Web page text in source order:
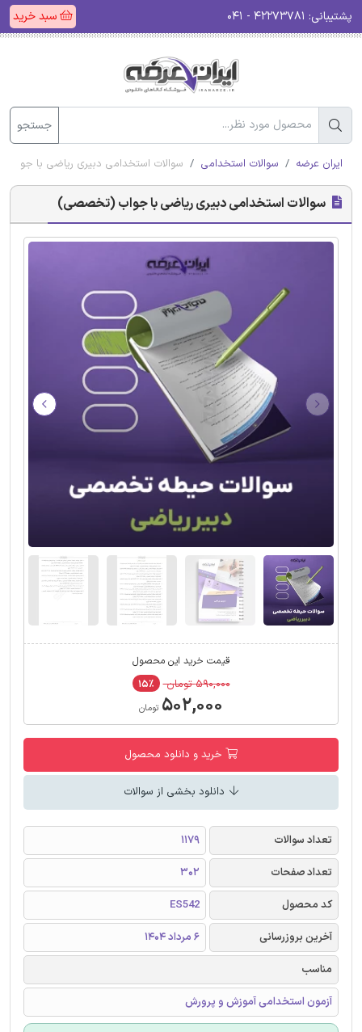
پشتیبانی: سبد خرید
جستجو
ایران عرضه سوالات استخدامی سوالات استخدامی دبیری ریاضی با
سوالات استخدامی دبیری ریاضی با جواب (تخصصی)
قیمت خرید این محصول
۵۹۰,۰۰۰ تومان ۱۵٪
۵۰۲,۰۰۰ تومان
خرید و دانلود محصول
دانلود بخشی از سوالات
تعداد سوالات
1179
تعداد صفحات
302
کد محصول
ES542
آخرین بروزرسانی
6 مرداد 1404
مناسب
آزمون استخدامی آموزش و پرورش